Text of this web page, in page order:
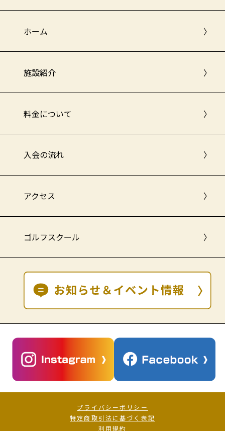
ホーム 〉
施設紹介 〉
料金について 〉
入会の流れ 〉
アクセス 〉
ゴルフスクール 〉
プライバシーポリシー
特定商取引法に基づく表記
利用規約